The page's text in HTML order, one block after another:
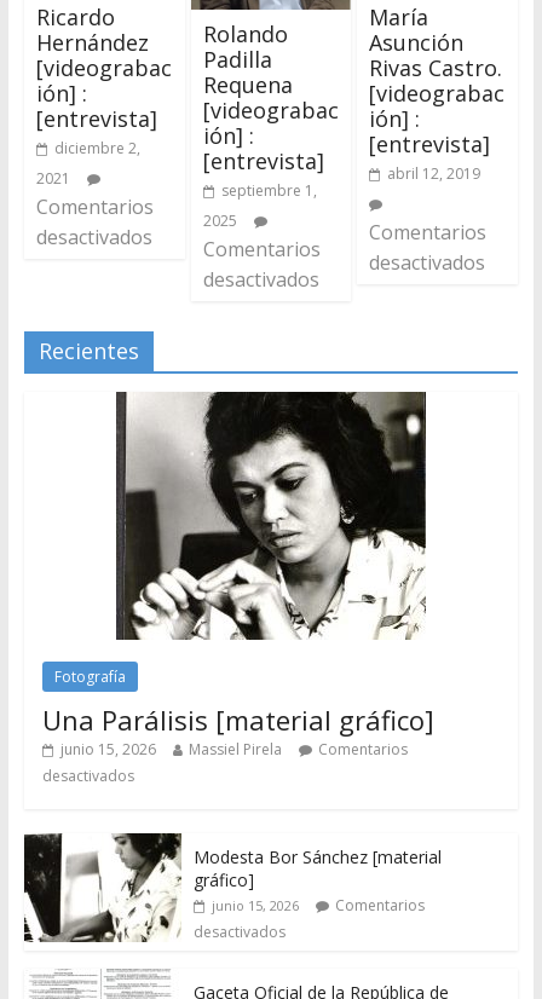
Ricardo
Hernández
[videograbac
ión] :
[entrevista]
diciembre 2,
2021
Comentarios
desactivados
Rolando
Padilla
Requena
[videograbac
ión] :
[entrevista]
septiembre 1,
2025
Comentarios
desactivados
María
Asunción
Rivas Castro.
[videograbac
ión] :
[entrevista]
abril 12, 2019
Comentarios
desactivados
Recientes
Fotografía
Una Parálisis [material gráfico]
junio 15, 2026 Massiel Pirela
Comentarios
desactivados
Modesta Bor Sánchez [material
gráfico]
junio 15, 2026
Comentarios
desactivados
Gaceta Oficial de la República de